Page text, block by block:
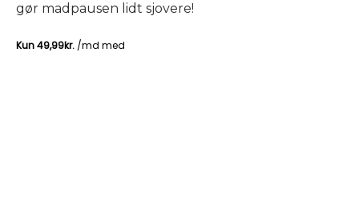
gør madpausen lidt sjovere!